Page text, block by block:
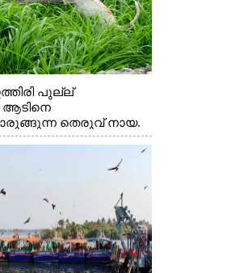
പുല്ല്
ആടിനെ
തെരുവ് നായ.
നിന്നുള്ള